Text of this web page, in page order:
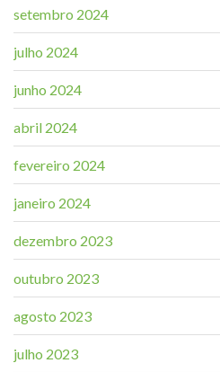
setembro 2024
julho 2024
junho 2024
abril 2024
fevereiro 2024
janeiro 2024
dezembro 2023
outubro 2023
agosto 2023
julho 2023